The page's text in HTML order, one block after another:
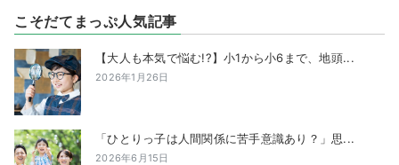
こそだてまっぷ人気記事
【大人も本気で悩む!?】小1から小6まで、地頭...
2026年1月26日
「ひとりっ子は人間関係に苦手意識あり？」思...
2026年6月15日